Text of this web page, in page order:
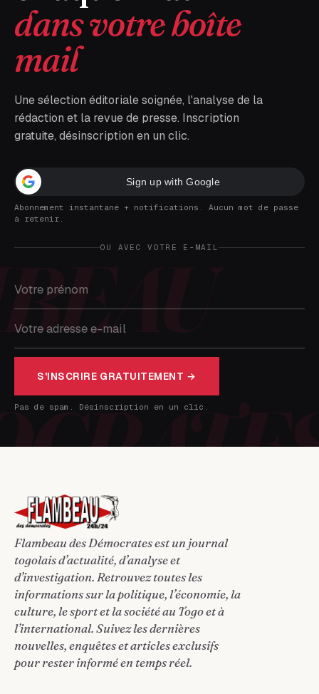
dans votre boîte
mail
Une sélection éditoriale soignée, l'analyse de la
rédaction et la revue de presse. Inscription
gratuite, désinscription en un clic.
Sign up with Google
Abonnement instantané + notifications. Aucun mot de passe
à retenir.
OU AVEC VOTRE E-MAIL
S'INSCRIRE GRATUITEMENT →
Pas de spam. Désinscription en un clic.
Flambeau des Démocrates est un journal
togolais d’actualité, d’analyse et
d’investigation. Retrouvez toutes les
informations sur la politique, l’économie, la
culture, le sport et la société au Togo et à
l’international. Suivez les dernières
nouvelles, enquêtes et articles exclusifs
pour rester informé en temps réel.